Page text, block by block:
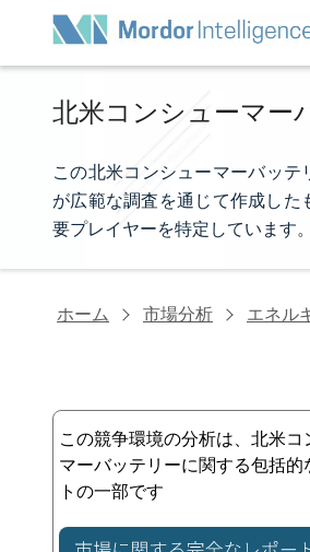
北米コンシューマー
この北米コンシューマーバッテ
が広範な調査を通じて作成した
要プレイヤーを特定しています。
ホーム 市場分析 エネル
この競争環境の分析は、北米コ
マーバッテリーに関する包括的
トの一部です